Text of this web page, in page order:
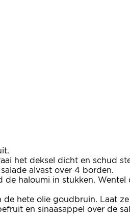
het deksel dicht en schud
alvast over 4 borden.
haloumi in stukken.
hete olie goudbruin. Laat
en sinaasappel over de